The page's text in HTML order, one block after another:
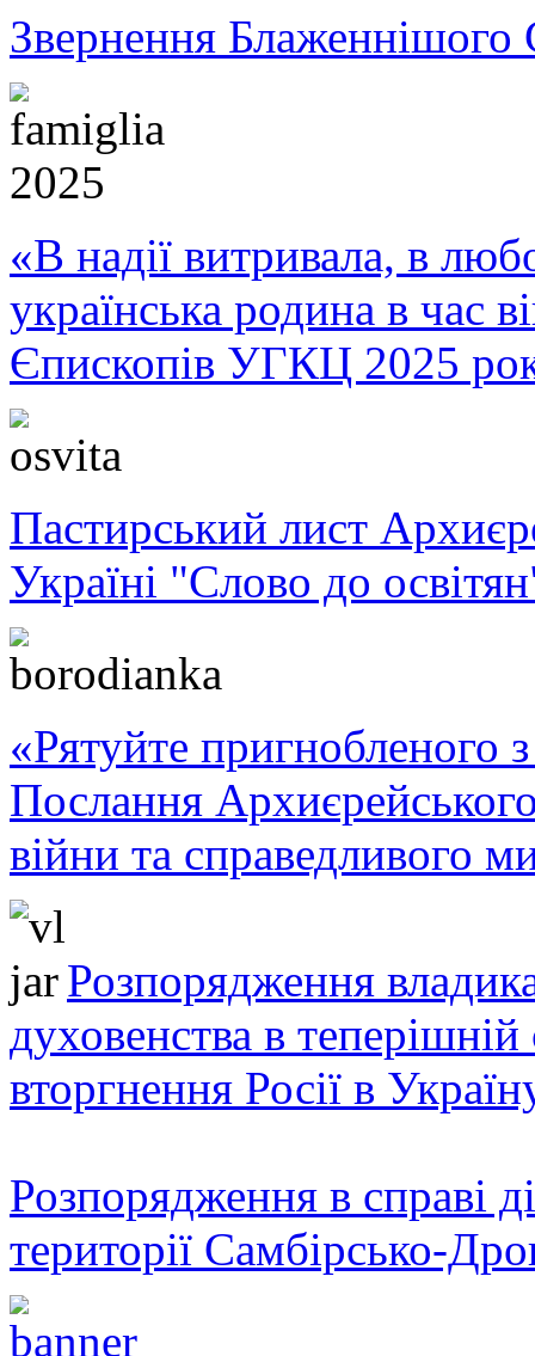
Звернення Блаженнішого
«В надії витривала, в
українська родина в час
Єпископів УГКЦ 2025
Пастирський лист
Україні "Слово до
«Рятуйте пригнобленого
Послання
війни та справедливого
Розпорядження
духовенства в теперішній
вторгнення Росії в
Розпорядження в справі
території Самбірсько-